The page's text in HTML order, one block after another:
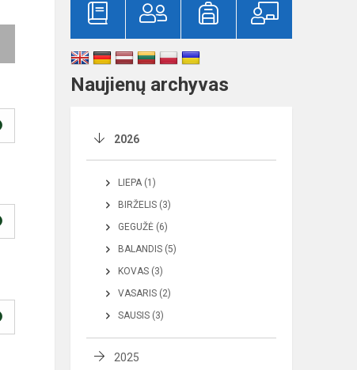
Naujienų archyvas
2026
LIEPA (1)
BIRŽELIS (3)
GEGUŽĖ (6)
BALANDIS (5)
KOVAS (3)
VASARIS (2)
SAUSIS (3)
2025